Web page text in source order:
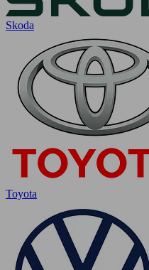
Skoda
Toyota